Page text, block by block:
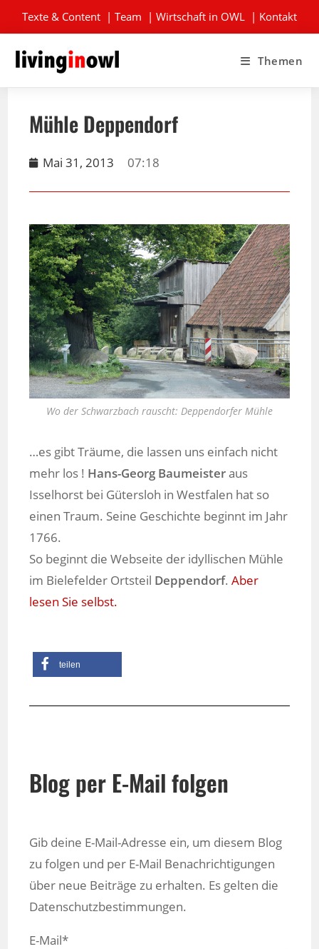
Texte & Content | Team | Wirtschaft in OWL | Kontakt
Themen
Mühle Deppendorf
Mai 31, 2013 07:18
Wo der Schwarzbach rauscht: Deppendorfer Mühle
…es gibt Träume, die lassen uns einfach nicht
mehr los ! Hans-Georg Baumeisteraus
Isselhorst bei Gütersloh in Westfalen hat so
einen Traum. Seine Geschichte beginnt im Jahr
1766.
So beginnt die Webseite der idyllischen Mühle
im Bielefelder Ortsteil Deppendorf.Aber
lesen Sie selbst.
teilen
Blog per E-Mail folgen
Gib deine E-Mail-Adresse ein, um diesem Blog
zu folgen und per E-Mail Benachrichtigungen
über neue Beiträge zu erhalten. Es gelten die
Datenschutzbestimmungen.
E-Mail*